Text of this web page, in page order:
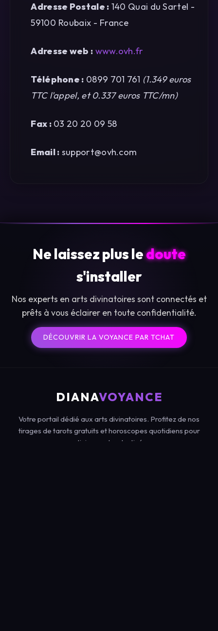
Adresse Postale : 140 Quai du Sartel -
59100 Roubaix - France
Adresse web : www.ovh.fr
Téléphone : 0899 701 761 (1.349 euros
TTC l'appel, et 0.337 euros TTC/mn)
Fax :03 20 20 09 58
Email : support@ovh.com
Ne laissez plus ledoute
s'installer
Nos experts en arts divinatoires sont connectés et
prêts à vous éclairer en toute confidentialité.
DÉCOUVRIR LA VOYANCE PAR TCHAT
DIANAVOYANCE
Votre portail dédié aux arts divinatoires. Profitez de nos
tirages de tarots gratuits et horoscopes quotidiens pour
anticiper votre destinée.